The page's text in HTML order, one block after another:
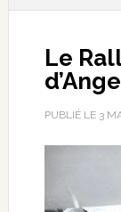
Le
PUBLIÉ LE 3